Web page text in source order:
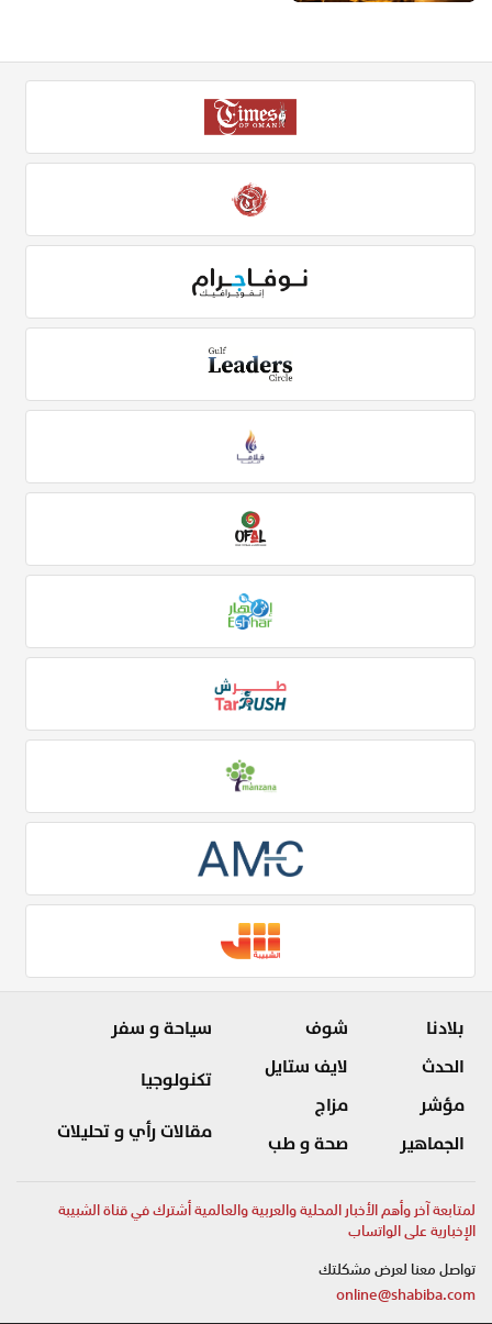
بلادنا
الحدث
مؤشر
الجماهير
شوف
لايف ستايل
مزاج
صحة و طب
سياحة و سفر
تكنولوجيا
مقالات رأي و تحليلات
لمتابعة آخر وأهم الأخبار المحلية والعربية والعالمية أشترك في قناة الشبيبة
الإخبارية على الواتساب
تواصل معنا لعرض مشكلتك
online@shabiba.com